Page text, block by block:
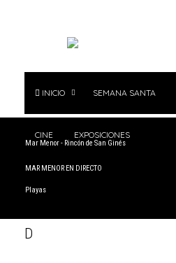
INICIO SEMANA SANTA
CINE EXPOSICIONES
Mar Menor - Rincón de San Ginés
MAR MENOR EN DIRECTO
Playas
D